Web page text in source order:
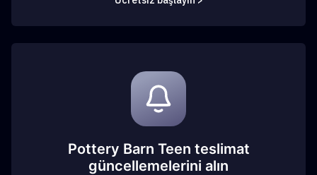
Pottery Barn Teen teslimat
güncellemelerini alın